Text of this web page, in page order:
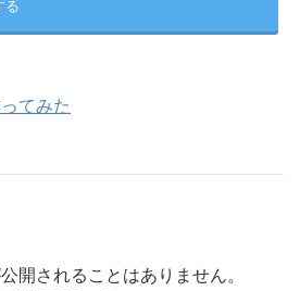
る
てみた
開されることはありません。